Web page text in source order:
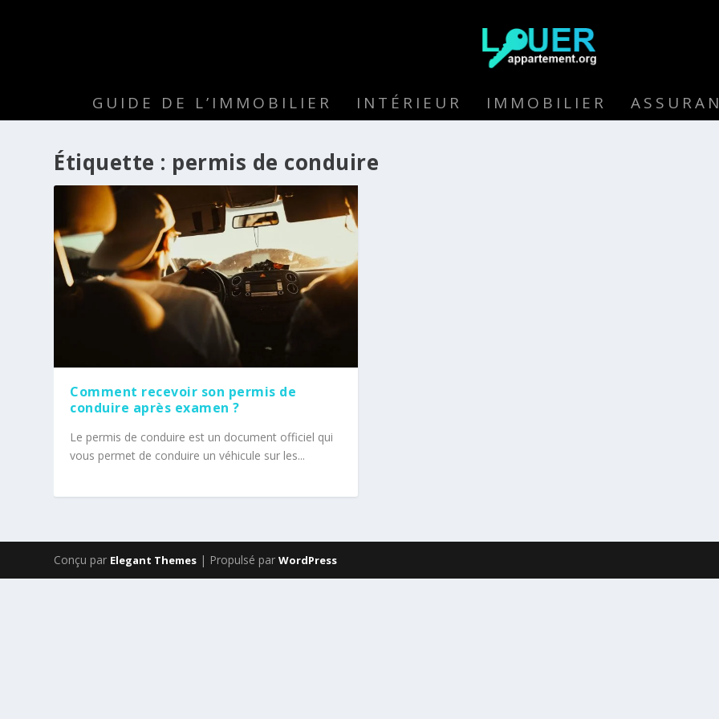
GUIDE DE L’IMMOBILIER INTÉRIEUR IMMOBILIER
Étiquette : permis de conduire
Comment recevoir son permis de
conduire après examen ?
Le permis de conduire est un document officiel qui
vous permet de conduire un véhicule sur les...
Conçu par Elegant Themes | Propulsé parWordPress